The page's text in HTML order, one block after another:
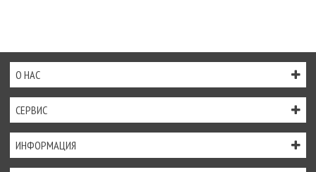
О НАС
СЕРВИС
ИНФОРМАЦИЯ